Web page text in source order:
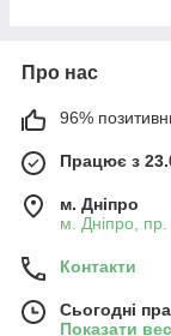
Про нас
96%
Працює з
м. Дніпро
м. Дніпро,
Контакти
Сьогодні
Показати